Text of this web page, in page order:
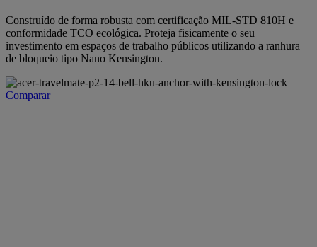
Construído de forma robusta com certificação MIL-STD 810H e
conformidade TCO ecológica. Proteja fisicamente o seu
investimento em espaços de trabalho públicos utilizando a ranhura
de bloqueio tipo Nano Kensington.
Comparar